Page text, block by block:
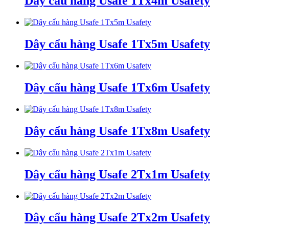
Dây cẩu hàng Usafe 1Tx5m Usafety
Dây cẩu hàng Usafe 1Tx6m Usafety
Dây cẩu hàng Usafe 1Tx8m Usafety
Dây cẩu hàng Usafe 2Tx1m Usafety
Dây cẩu hàng Usafe 2Tx2m Usafety